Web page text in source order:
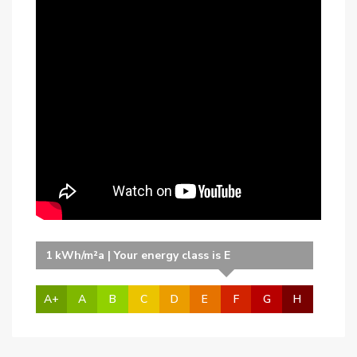
A+ A B C D
1 kWh/m²a | Your energy class is E
E F G H